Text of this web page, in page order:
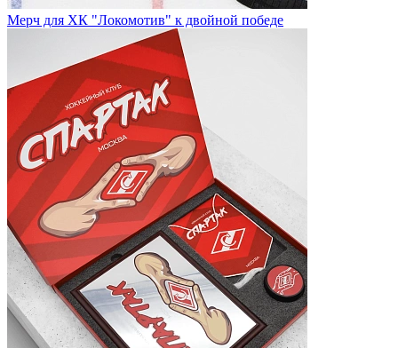
Мерч для ХК "Локомотив" к двойной победе